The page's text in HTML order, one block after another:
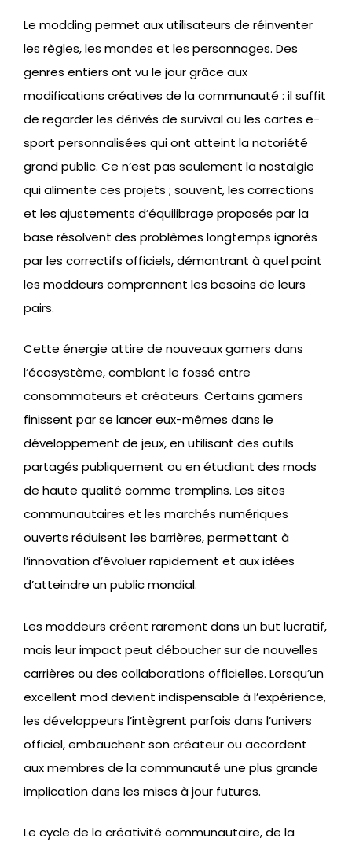
Le modding permet aux utilisateurs de réinventer
les règles, les mondes et les personnages. Des
genres entiers ont vu le jour grâce aux
modifications créatives de la communauté : il suffit
de regarder les dérivés de survival ou les cartes e-
sport personnalisées qui ont atteint la notoriété
grand public. Ce n’est pas seulement la nostalgie
qui alimente ces projets ; souvent, les corrections
et les ajustements d’équilibrage proposés par la
base résolvent des problèmes longtemps ignorés
par les correctifs officiels, démontrant à quel point
les moddeurs comprennent les besoins de leurs
pairs.
Cette énergie attire de nouveaux gamers dans
l’écosystème, comblant le fossé entre
consommateurs et créateurs. Certains gamers
finissent par se lancer eux-mêmes dans le
développement de jeux, en utilisant des outils
partagés publiquement ou en étudiant des mods
de haute qualité comme tremplins. Les sites
communautaires et les marchés numériques
ouverts réduisent les barrières, permettant à
l’innovation d’évoluer rapidement et aux idées
d’atteindre un public mondial.
Les moddeurs créent rarement dans un but lucratif,
mais leur impact peut déboucher sur de nouvelles
carrières ou des collaborations officielles. Lorsqu’un
excellent mod devient indispensable à l’expérience,
les développeurs l’intègrent parfois dans l’univers
officiel, embauchent son créateur ou accordent
aux membres de la communauté une plus grande
implication dans les mises à jour futures.
Le cycle de la créativité communautaire, de la